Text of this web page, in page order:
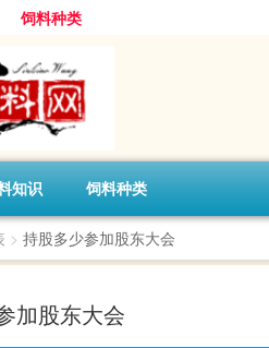
饲料种类
知识 饲料种类
> 持股多少参加股东大会
加股东大会